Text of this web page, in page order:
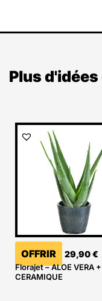
Plus
OFFRIR 29,90€
Florajet – ALOE VERA
CERAMIQUE